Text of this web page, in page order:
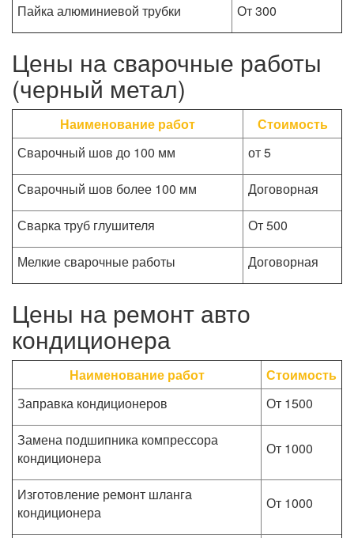
Пайка алюминиевой трубки
От 300
Цены на сварочные работы
(черный метал)
Наименование работ
Стоимость
Сварочный шов до 100 мм
от 5
Сварочный шов более 100 мм
Договорная
Сварка труб глушителя
От 500
Мелкие сварочные работы
Договорная
Цены на ремонт авто
кондиционера
Наименование работ
Стоимость
Заправка кондиционеров
От 1500
Замена подшипника компрессора
кондиционера
От 1000
Изготовление ремонт шланга
кондиционера
От 1000